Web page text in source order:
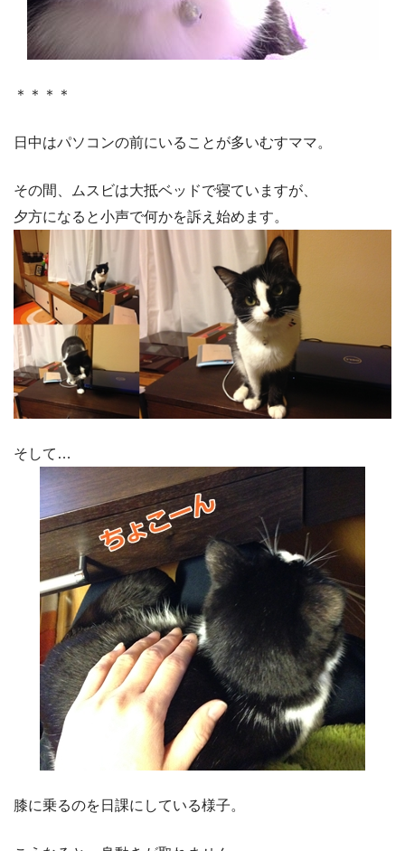
＊＊＊＊
日中はパソコンの前にいることが多いむすママ。
その間、ムスビは大抵ベッドで寝ていますが、
夕方になると小声で何かを訴え始めます。
そして…
膝に乗るのを日課にしている様子。